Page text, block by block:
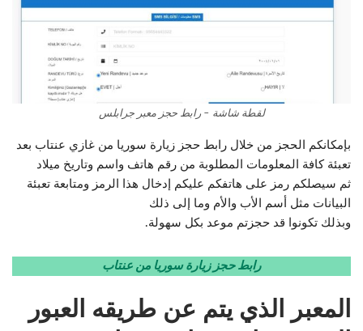
لقطة شاشة – رابط حجز معبر جرابلس
بإمكانكم الحجز من خلال رابط حجز زيارة سوريا من غازي عنتاب بعد
تعبئة كافة المعلومات المطلوبة من رقم هاتف واسم وتاريخ ميلاد
ثم سيصلكم رمز على هاتفكم عليكم إدخال هذا الرمز ومتابعة تعبئة
البيانات مثل أسم الأب والأم وما إلى ذلك
وبذلك تكونوا قد حجزتم موعد بكل سهولة.
رابط حجز زيارة سوريا من عنتاب
المعبر الذي يتم عن طريقه العبور